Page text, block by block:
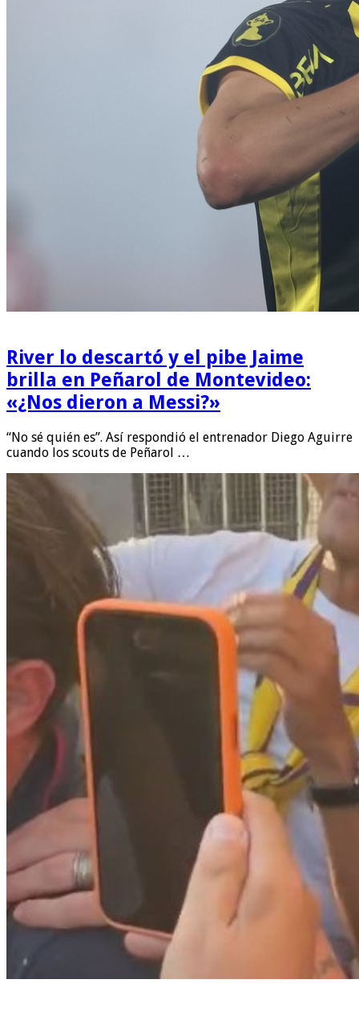
River lo descartó y el pibe Jaime
brilla en Peñarol de Montevideo:
«¿Nos dieron a Messi?»
“No sé quién es”. Así respondió el entrenador Diego Aguirre
cuando los scouts de Peñarol …